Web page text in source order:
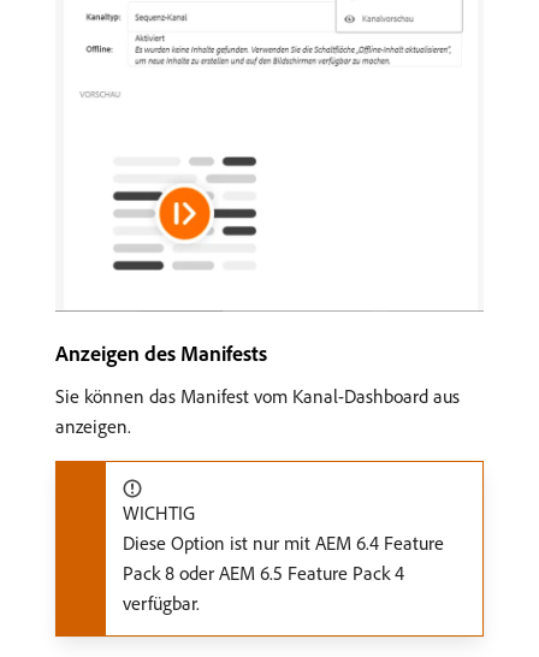
Anzeigen des Manifests
Sie können das Manifest vom Kanal-Dashboard aus
anzeigen.
WICHTIG
Diese Option ist nur mit AEM 6.4 Feature
Pack 8 oder AEM 6.5 Feature Pack 4
verfügbar.